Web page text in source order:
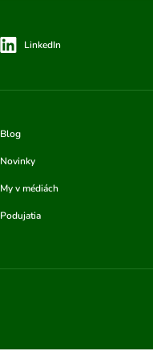
LinkedIn
Blog
Novinky
My v médiách
Podujatia